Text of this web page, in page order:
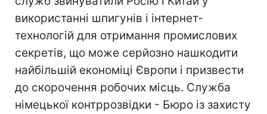
використанні шпигунів і інтернет-
технологій для отримання промислових
секретів, що може серйозно нашкодити
найбільшій економіці Європи і призвести
до скорочення робочих місць. Служба
німецької контррозвідки - Бюро із захисту